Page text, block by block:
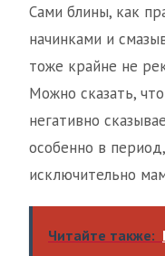
Сами блины, как
начинками и
тоже крайне не
Можно сказать,
негативно
особенно в
исключительно
Читайте также: